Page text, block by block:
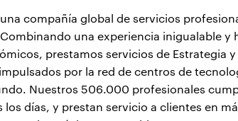
compañía global de servicios
una experiencia inigualable y
prestamos servicios de Estrategia
por la red de centros de
Nuestros 506.000 profesionales
días, y prestan servicio a clientes en